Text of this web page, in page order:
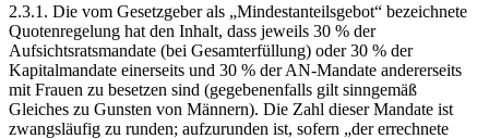
2.3.1. Die vom Gesetzgeber als „Mindestanteilsgebot“ bezeichnete
Quotenregelung hat den Inhalt, dass jeweils 30 % der
Aufsichtsratsmandate (bei Gesamterfüllung) oder 30 % der
Kapitalmandate einerseits und 30 % der AN-Mandate andererseits
mit Frauen zu besetzen sind (gegebenenfalls gilt sinngemäß
Gleiches zu Gunsten von Männern). Die Zahl dieser Mandate ist
zwangsläufig zu runden; aufzurunden ist, sofern „der errechnete